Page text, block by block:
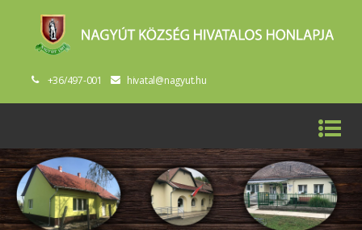
+36/497-001 hivatal@nagyut.hu